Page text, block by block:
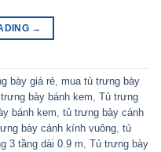
→
bày giá rẻ, mua tủ trưng bày
bày bánh kem, Tủ trưng
bánh kem, tủ trưng bày cánh
bày cánh kính vuông, tủ
3 tầng dài 0.9 m, Tủ trưng bày